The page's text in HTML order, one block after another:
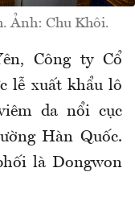
Ảnh: Chu Khôi.
Công ty Cổ
lễ xuất khẩu lô
da nổi cục
Hàn Quốc.
là Dongwon